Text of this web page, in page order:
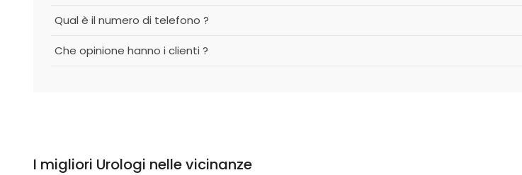
Qual è il numero di telefono ?
Che opinione hanno i clienti ?
I migliori Urologi nelle vicinanze